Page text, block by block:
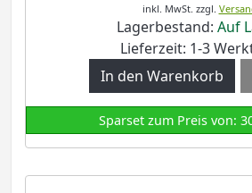
inkl. MwSt. zzgl.
Lagerbestand: Auf
Lieferzeit: 1-3
Sparset zum Preis von: